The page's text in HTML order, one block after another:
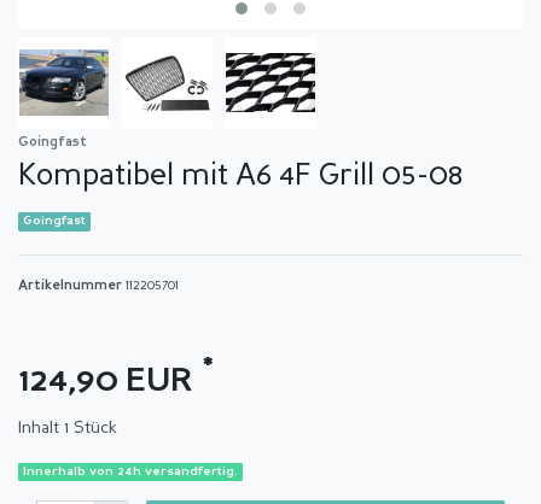
Goingfast
Kompatibel mit A6 4F Grill 05-08
Goingfast
Artikelnummer 112205701
124,90 EUR *
Inhalt 1 Stück
Innerhalb von 24h versandfertig.